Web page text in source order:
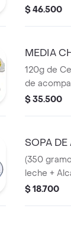
$ 46.500
MEDIA
120g de
de
$ 35.500
SOPA
(350
leche +
$ 18.700